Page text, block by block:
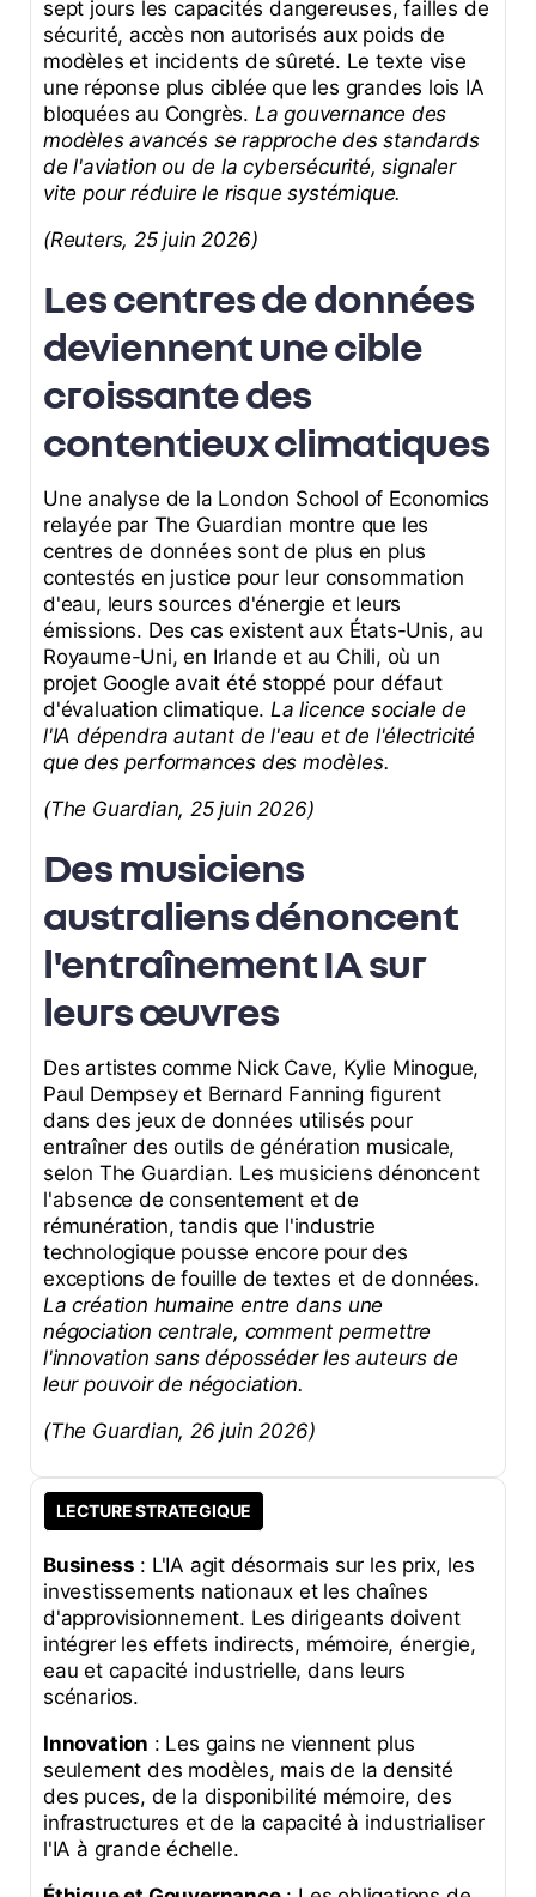
sept jours les capacités dangereuses, failles de
sécurité, accès non autorisés aux poids de
modèles et incidents de sûreté. Le texte vise
une réponse plus ciblée que les grandes lois IA
bloquées au Congrès. La gouvernance des
modèles avancés se rapproche des standards
de l'aviation ou de la cybersécurité, signaler
vite pour réduire le risque systémique.
(Reuters, 25 juin 2026)
Les centres de données
deviennent une cible
croissante des
contentieux climatiques
Une analyse de la London School of Economics
relayée par The Guardian montre que les
centres de données sont de plus en plus
contestés en justice pour leur consommation
d'eau, leurs sources d'énergie et leurs
émissions. Des cas existent aux États-Unis, au
Royaume-Uni, en Irlande et au Chili, où un
projet Google avait été stoppé pour défaut
d'évaluation climatique.La licence sociale de
l'IA dépendra autant de l'eau et de l'électricité
que des performances des modèles.
(The Guardian, 25 juin 2026)
Des musiciens
australiens dénoncent
l'entraînement IA sur
leurs œuvres
Des artistes comme Nick Cave, Kylie Minogue,
Paul Dempsey et Bernard Fanning figurent
dans des jeux de données utilisés pour
entraîner des outils de génération musicale,
selon The Guardian. Les musiciens dénoncent
l'absence de consentement et de
rémunération, tandis que l'industrie
technologique pousse encore pour des
exceptions de fouille de textes et de données.
La création humaine entre dans une
négociation centrale, comment permettre
l'innovation sans déposséder les auteurs de
leur pouvoir de négociation.
(The Guardian, 26 juin 2026)
LECTURE STRATEGIQUE
Business : L'IA agit désormais sur les prix, les
investissements nationaux et les chaînes
d'approvisionnement. Les dirigeants doivent
intégrer les effets indirects, mémoire, énergie,
eau et capacité industrielle, dans leurs
scénarios.
Innovation : Les gains ne viennent plus
seulement des modèles, mais de la densité
des puces, de la disponibilité mémoire, des
infrastructures et de la capacité à industrialiser
l'IA à grande échelle.